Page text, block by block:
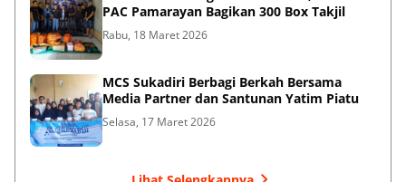
PAC Pamarayan Bagikan 300 Box Takjil
Rabu, 18 Maret 2026
MCS Sukadiri Berbagi Berkah Bersama
Media Partner dan Santunan Yatim Piatu
Selasa, 17 Maret 2026